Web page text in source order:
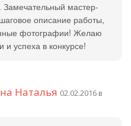
Замечательный мастер-
описание работы,
фотографии! Желаю
и успеха в конкурсе!
Наталья 02.02.2016 в